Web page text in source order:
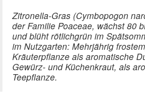
Zitronella-Gras (Cymbopogon
der Familie Poaceae, wächst 80
und blüht rötlichgrün im
im Nutzgarten: Mehrjährig
Kräuterpflanze als aromatische
Gewürz- und Küchenkraut, als
Teepflanze.